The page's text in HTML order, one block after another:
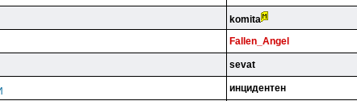
komita
Fallen_Angel
sevat
инцидeнтeн